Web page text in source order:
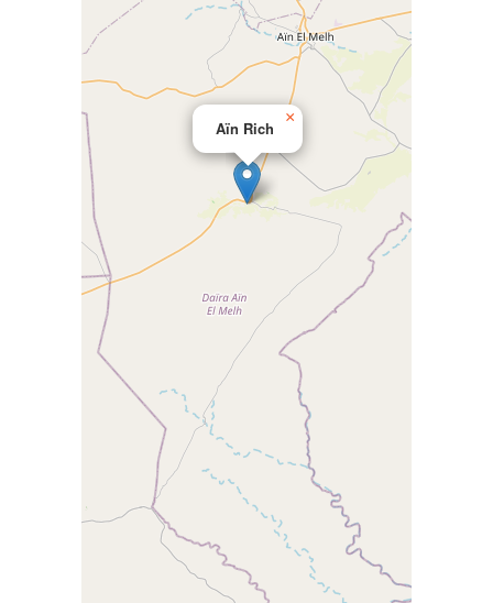
Aïn Rich
×